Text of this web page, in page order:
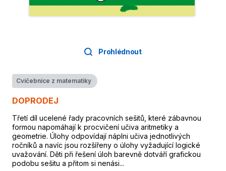
Prohlédnout
Cvičebnice z matematiky
DOPRODEJ
Třetí díl ucelené řady pracovních sešitů, které zábavnou
formou napomáhají k procvičení učiva aritmetiky a
geometrie. Úlohy odpovídají náplni učiva jednotlivých
ročníků a navíc jsou rozšířeny o úlohy vyžadující logické
uvažování. Děti při řešení úloh barevně dotváří grafickou
podobu sešitu a přitom si nenási...